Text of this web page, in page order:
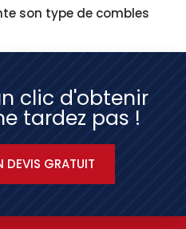
son type de combles
clic d'obtenir
tardez pas !
DEVIS GRATUIT